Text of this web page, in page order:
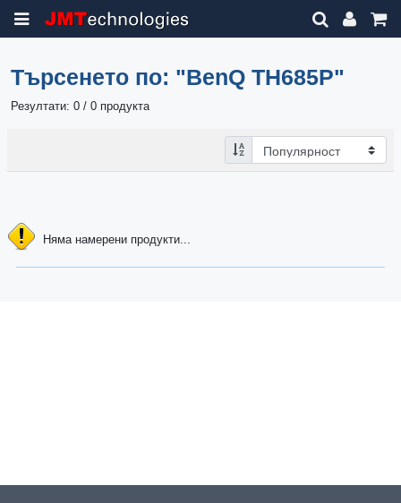
Търсенето по: "BenQ TH685P"
Резултати: 0 / 0 продукта
Няма намерени продукти...